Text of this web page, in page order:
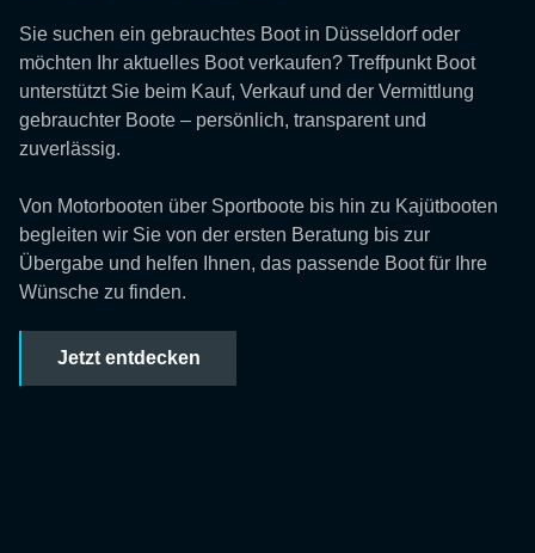
Sie suchen ein gebrauchtes Boot in Düsseldorf oder
möchten Ihr aktuelles Boot verkaufen? Treffpunkt Boot
unterstützt Sie beim Kauf, Verkauf und der Vermittlung
gebrauchter Boote – persönlich, transparent und
zuverlässig.
Von Motorbooten über Sportboote bis hin zu Kajütbooten
begleiten wir Sie von der ersten Beratung bis zur
Übergabe und helfen Ihnen, das passende Boot für Ihre
Wünsche zu finden.
Jetzt entdecken